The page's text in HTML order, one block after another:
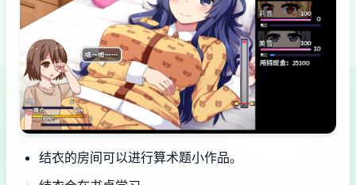
结衣的房间可以进行算术题小作品。